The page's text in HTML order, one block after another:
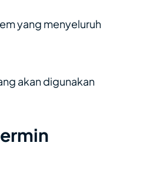
yang menyeluruh
akan digunakan